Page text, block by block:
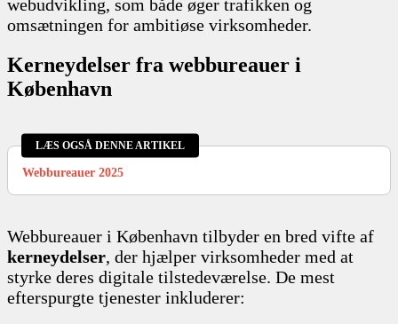
webudvikling, som både øger trafikken og
omsætningen for ambitiøse virksomheder.
Kerneydelser fra webbureauer i
København
LÆS OGSÅ DENNE ARTIKEL
Webbureauer 2025
Webbureauer i København tilbyder en bred vifte af
kerneydelser, der hjælper virksomheder med at
styrke deres digitale tilstedeværelse. De mest
efterspurgte tjenester inkluderer: